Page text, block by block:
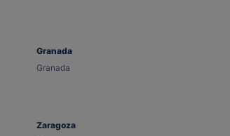
Granada
Granada
Zaragoza